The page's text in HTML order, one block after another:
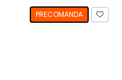
PRECOMANDA